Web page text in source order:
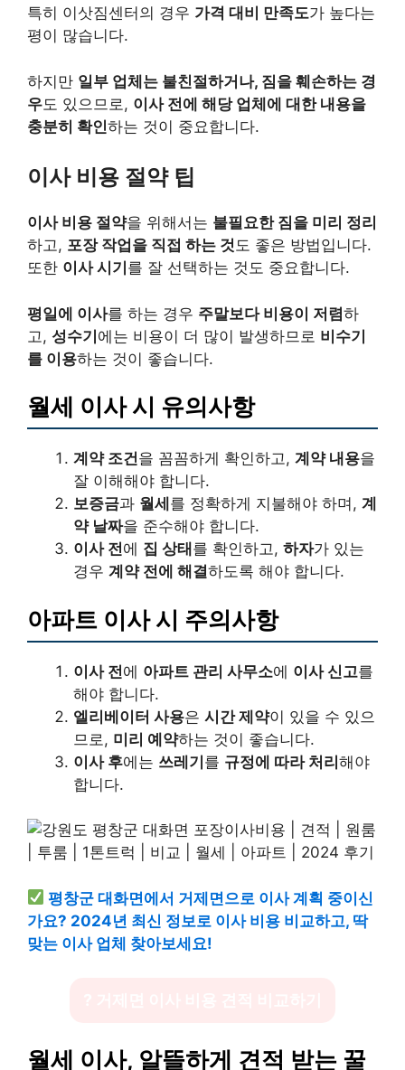
특히 이삿짐센터의 경우 가격 대비 만족도가 높다는
평이 많습니다.
하지만 일부 업체는 불친절하거나, 짐을 훼손하는 경
우도 있으므로, 이사 전에 해당 업체에 대한 내용을
충분히 확인하는 것이 중요합니다.
이사 비용 절약 팁
이사 비용 절약을 위해서는 불필요한 짐을 미리 정리
하고, 포장 작업을 직접 하는 것도 좋은 방법입니다.
또한 이사 시기 를 잘 선택하는 것도 중요합니다.
평일에 이사를 하는 경우 주말보다 비용이 저렴하
고, 성수기에는 비용이 더 많이 발생하므로 비수기
를 이용하는 것이 좋습니다.
월세 이사 시 유의사항
계약 조건을 꼼꼼하게 확인하고, 계약 내용을
잘 이해해야 합니다.
보증금과 월세 를 정확하게 지불해야 하며, 계
약 날짜을 준수해야 합니다.
이사 전에 집 상태 를 확인하고, 하자가 있는
경우 계약 전에 해결하도록 해야 합니다.
아파트 이사 시 주의사항
이사 전에 아파트 관리 사무소에 이사 신고를
해야 합니다.
엘리베이터 사용은 시간 제약이 있을 수 있으
므로, 미리 예약하는 것이 좋습니다.
이사 후에는 쓰레기를 규정에 따라 처리해야
합니다.
평창군 대화면에서 거제면으로 이사 계획 중이신
가요? 2024년 최신 정보로 이사 비용 비교하고, 딱
맞는 이사 업체 찾아보세요!
월세 이사, 알뜰하게 견적 받는 꿀